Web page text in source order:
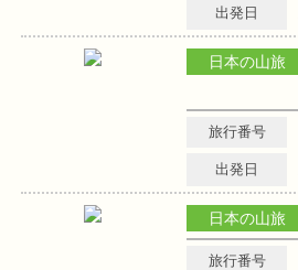
出発日
日本の山旅
旅行番号
出発日
日本の山旅
旅行番号